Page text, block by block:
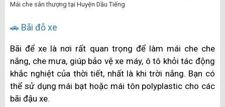
Mái che sân thượng tại Huyện Dầu Tiếng
🚗 Bãi đỗ xe
Bãi để xe là nơi rất quan trọng để làm mái che che
nắng, che mưa, giúp bảo vệ xe máy, ô tô khỏi tác động
khắc nghiệt của thời tiết, nhất là khi trời nắng. Bạn có
thể sử dụng mái bạt hoặc mái tôn polyplastic cho các
bãi đậu xe.